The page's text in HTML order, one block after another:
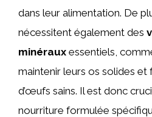
dans leur alimentation. De
nécessitent également des
minéraux essentiels,
maintenir leurs os solides et
d’œufs sains. Il est donc
nourriture formulée